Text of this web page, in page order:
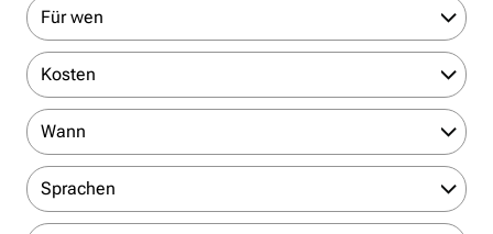
Für wen
Kosten
Wann
Sprachen